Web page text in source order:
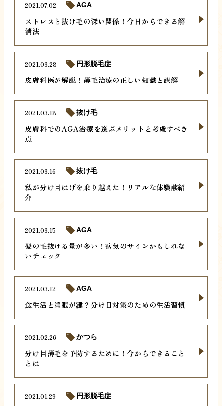
ストレスと抜け毛の深い関係！今日からできる解
消法
2021.07.02 AGA
皮膚科医が解説！薄毛治療の正しい知識と誤解
2021.03.28 円形脱毛症
皮膚科でのAGA治療を選ぶメリットと考慮すべき
点
2021.03.18 抜け毛
私が分け目はげを乗り越えた！リアルな体験談紹
介
2021.03.16 抜け毛
髪の毛抜ける量が多い！病気のサインかもしれな
いチェック
2021.03.15 AGA
食生活と睡眠が鍵？分け目対策のための生活習慣
2021.03.12 AGA
分け目薄毛を予防するために！今からできること
とは
2021.02.26 かつら
2021.01.29 円形脱毛症